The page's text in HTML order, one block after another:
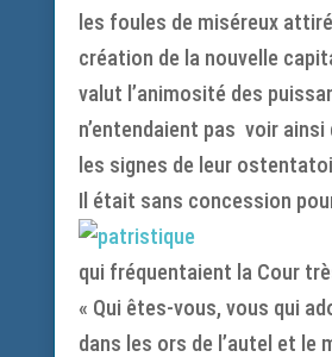
les foules de miséreux
création de la nouvelle
valut l’animosité des
n’entendaient pas voir
les signes de leur
Il était sans concession
qui fréquentaient la Cour
« Qui êtes-vous, vous qui
dans les ors de l’autel et le